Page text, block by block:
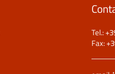
Tel.:
Fax: